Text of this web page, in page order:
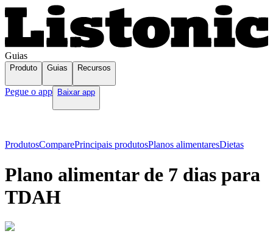
Guias
Produto Guias Recursos
Pegue o app Baixar app
ProdutosComparePrincipais produtosPlanos alimentaresDietas
Plano alimentar de 7 dias para
TDAH